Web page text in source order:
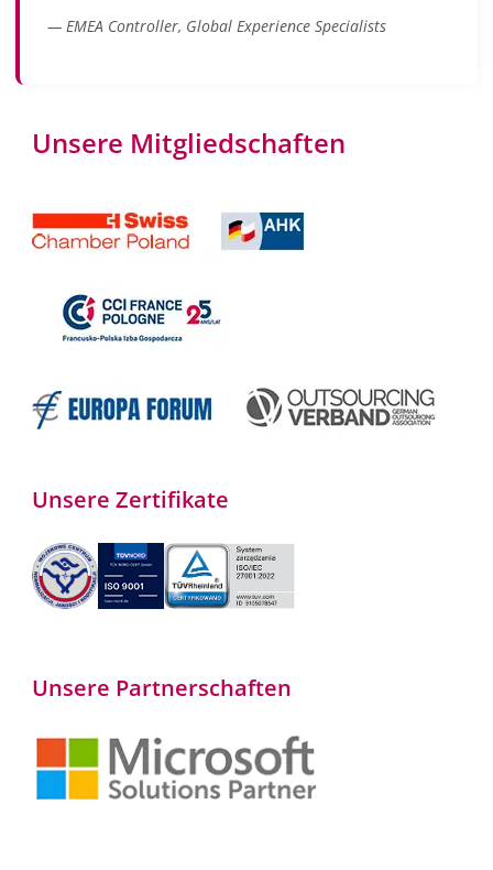
— EMEA Controller, Global Experience Specialists
Unsere Mitgliedschaften
Unsere Zertifikate
Unsere Partnerschaften